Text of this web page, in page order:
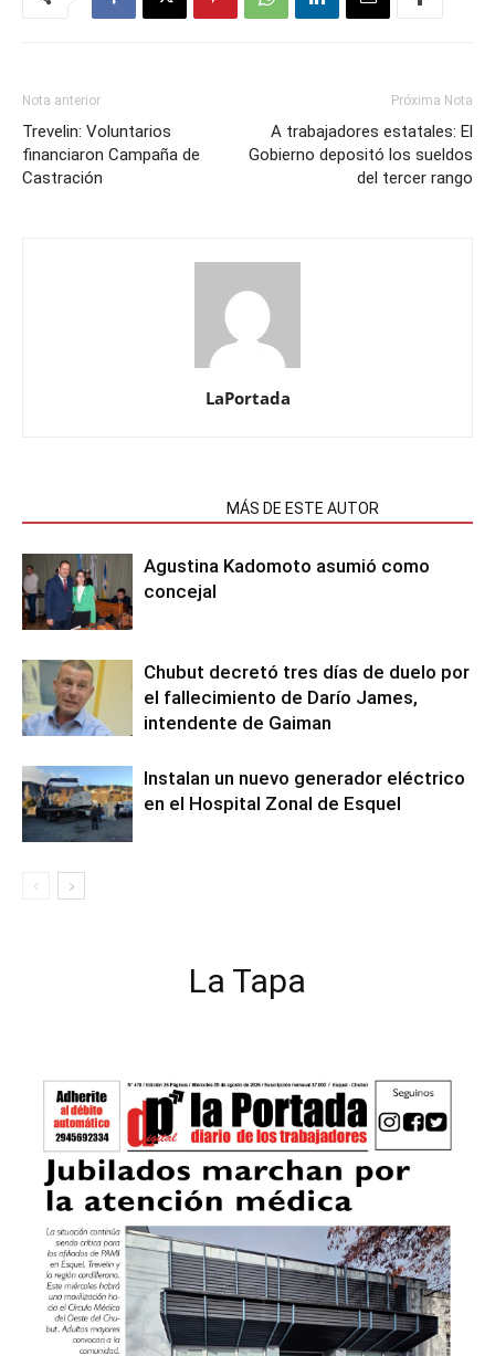
Nota anterior
Trevelin: Voluntarios
financiaron Campaña de
Castración
Próxima Nota
A trabajadores estatales: El
Gobierno depositó los sueldos
del tercer rango
LaPortada
MÁS DE ESTE AUTOR
Agustina Kadomoto asumió como
concejal
Chubut decretó tres días de duelo por
el fallecimiento de Darío James,
intendente de Gaiman
Instalan un nuevo generador eléctrico
en el Hospital Zonal de Esquel
La Tapa